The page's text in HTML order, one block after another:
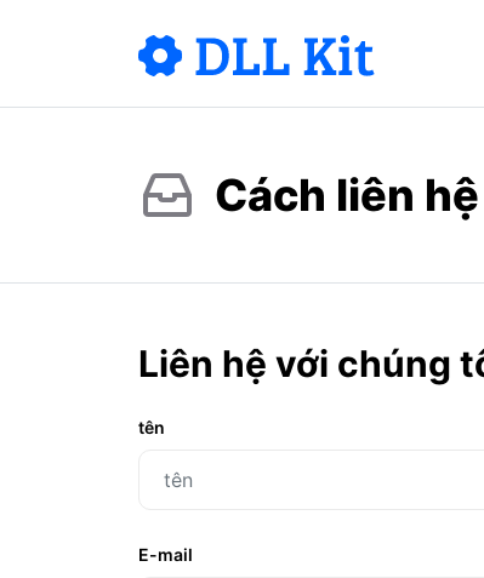
Cách liên
Liên hệ với chúng
tên
E-mail